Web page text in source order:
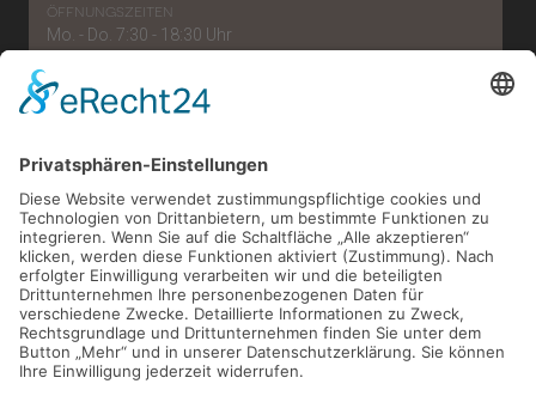
öffnungszeiten
Mo. - Do. 7:30 - 18:30 Uhr
telefonnummer
e-mail
verwaltung[at]zahnaerzte-im-belgischen.de